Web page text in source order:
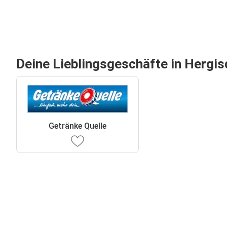
Deine Lieblingsgeschäfte in
Getränke Quelle